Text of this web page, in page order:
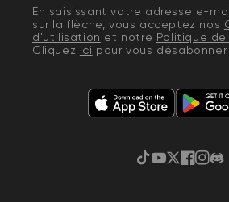
En saisissant votre adresse e-
sur la flèche, vous acceptez nos
d'utilisation et notre Politique
Cliquez ici pour vous désabonner.
TikTokYouTube